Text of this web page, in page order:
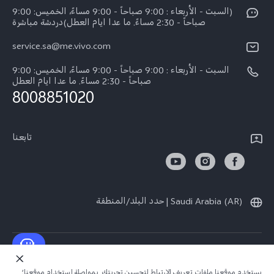
Y04
V40 5G
V40 Lite 5G
Funtouch OS
أسعار قطع الغيار
تحديثات النظام
بيان الخصوصية بشأن خدمة العملاء
تنزيل جداول LUT لاستعادة السجل
الأخبار
الإشعارات القانونية
نبذة عنا
الأخبار
(السبت - الأربعاء : 9:00 صباحاً - 9:00 مساءً، الخميس: 9:00
صباحاً - 2:30 مساءً. ما عدا ايام العطل)دردشة مباشرة
service.sa@me.vivo.com
السبت - الأربعاء : 9:00 صباحاً - 9:00 مساءً، الخميس: 9:00
صباحاً - 2:30 مساءً. ما عدا ايام العطل
8008851020
تابعنا
Saudi Arabia (AR) | حدد البلد/المنطقة
حقوق النشر © لعام 2026 محفوظة لصالح شركة vivo Mobile Communication Co.,